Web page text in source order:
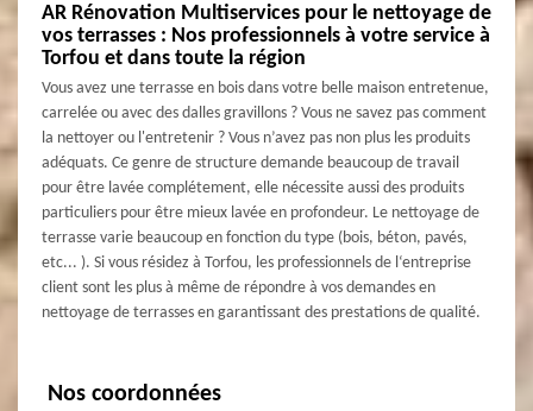
AR Rénovation Multiservices pour le nettoyage de
vos terrasses : Nos professionnels à votre service à
Torfou et dans toute la région
Vous avez une terrasse en bois dans votre belle maison entretenue,
carrelée ou avec des dalles gravillons ? Vous ne savez pas comment
la nettoyer ou l'entretenir ? Vous n’avez pas non plus les produits
adéquats. Ce genre de structure demande beaucoup de travail
pour être lavée complétement, elle nécessite aussi des produits
particuliers pour être mieux lavée en profondeur. Le nettoyage de
terrasse varie beaucoup en fonction du type (bois, béton, pavés,
etc... ). Si vous résidez à Torfou, les professionnels de l‘entreprise
client sont les plus à même de répondre à vos demandes en
nettoyage de terrasses en garantissant des prestations de qualité.
Nos coordonnées